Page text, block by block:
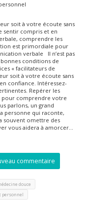
soit à votre écoute sans
sentir compris et en
comprendre les
est primordiale pour
verbale Il n’est pas
conditions de
« facilitateurs de
soit à votre écoute sans
confiance. Intéressez-
Repérer les
pour comprendre votre
parlons, un grand
personne qui raconte,
souvent omettre des
vous aidera à amorcer…
commentaire
douce
personnel